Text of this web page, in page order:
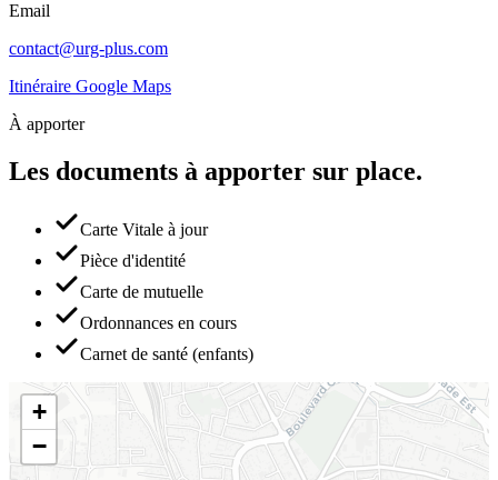
Email
contact@urg-plus.com
Itinéraire Google Maps
À apporter
Les documents à apporter sur place.
Carte Vitale à jour
Pièce d'identité
Carte de mutuelle
Ordonnances en cours
Carnet de santé (enfants)
+
−